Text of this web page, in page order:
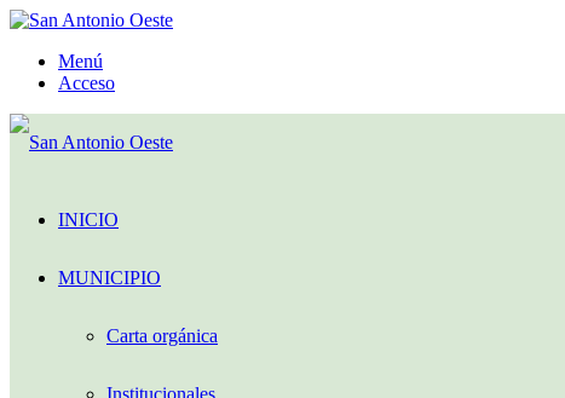
Menú
Acceso
INICIO
MUNICIPIO
Carta orgánica
Institucionales